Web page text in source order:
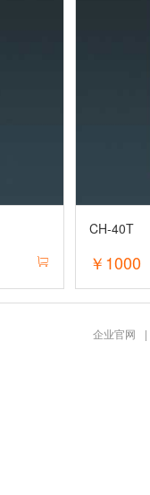
CH-40T
￥1000
企业官网 |